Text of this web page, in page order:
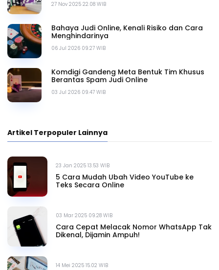
27 Nov 2025 22.08 WIB
06 Jul 2026 09.27 WIB
Bahaya Judi Online, Kenali Risiko dan Cara
Menghindarinya
03 Jul 2026 09.47 WIB
Komdigi Gandeng Meta Bentuk Tim Khusus
Berantas Spam Judi Online
Artikel Terpopuler Lainnya
23 Jan 2025 13.53 WIB
5 Cara Mudah Ubah Video YouTube ke
Teks Secara Online
03 Mar 2025 09.28 WIB
Cara Cepat Melacak Nomor WhatsApp Tak
Dikenal, Dijamin Ampuh!
14 Mei 2025 15.02 WIB